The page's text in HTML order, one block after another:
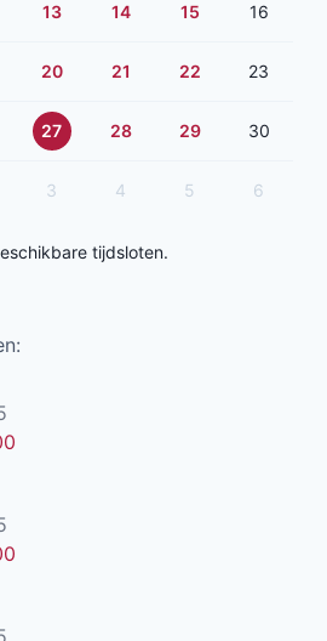
13 14 15 16
20 21 22 23
27 28 29 30
3 4 5 6
tijdsloten.